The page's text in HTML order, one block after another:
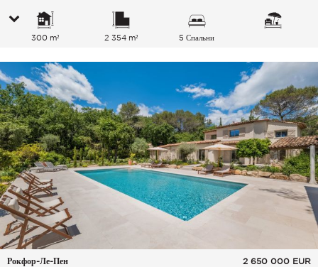
300 m² 2 354 m² 5 Спальни
Рокфор-Ле-Пен
2 650 000 EUR